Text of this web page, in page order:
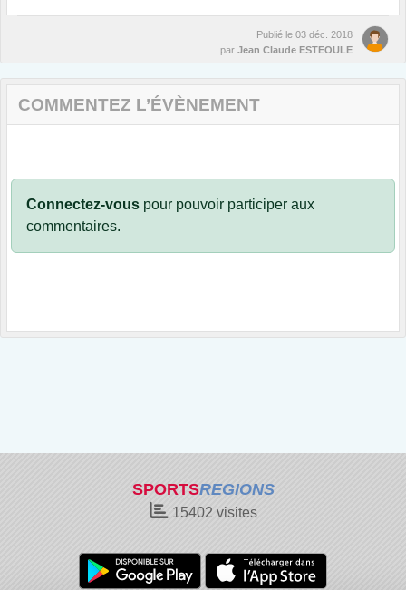
Publié le 03 déc. 2018
par Jean Claude ESTEOULE
COMMENTEZ L’ÉVÈNEMENT
Connectez-vous pour pouvoir participer aux
commentaires.
SPORTSREGIONS
15402 visites